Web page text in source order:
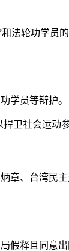
法轮功学
学员等辩护。
卫社会运动
章、台湾民
释且同意出